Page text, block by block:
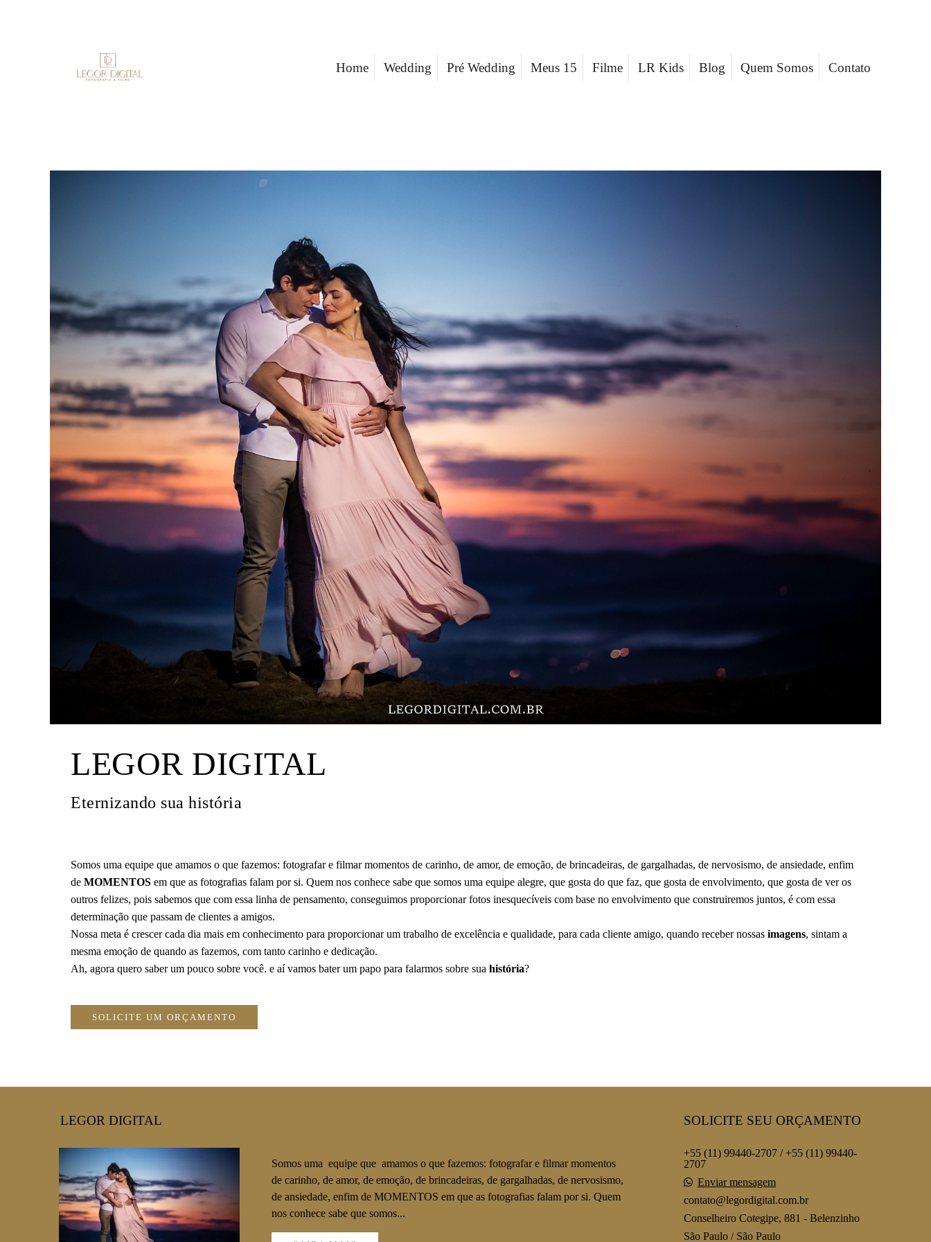
Home Wedding Pré Wedding Meus 15 Filme LR Kids Blog Quem Somos Contato
LEGOR DIGITAL
Eternizando sua história
Somos uma equipe que amamos o que fazemos: fotografar e filmar momentos de carinho, de amor, de emoção, de brincadeiras, de gargalhadas, de nervosismo, de ansiedade, enfim
de MOMENTOS em que as fotografias falam por si. Quem nos conhece sabe que somos uma equipe alegre, que gosta do que faz, que gosta de envolvimento, que gosta de ver os
outros felizes, pois sabemos que com essa linha de pensamento, conseguimos proporcionar fotos inesquecíveis com base no envolvimento que construiremos juntos, é com essa
determinação que passam de clientes a amigos.
Nossa meta é crescer cada dia mais em conhecimento para proporcionar um trabalho de excelência e qualidade, para cada cliente amigo, quando receber nossas imagens, sintam a
mesma emoção de quando as fazemos, com tanto carinho e dedicação.
Ah, agora quero saber um pouco sobre você. e aí vamos bater um papo para falarmos sobre sua história?
SOLICITE UM ORÇAMENTO
LEGOR DIGITAL
Somos uma equipe que amamos o que fazemos: fotografar e filmar momentos
de carinho, de amor, de emoção, de brincadeiras, de gargalhadas, de nervosismo,
de ansiedade, enfim de MOMENTOS em que as fotografias falam por si. Quem
nos conhece sabe que somos...
SOLICITE SEU ORÇAMENTO
+55 (11) 99440-2707 / +55 (11) 99440-
2707
Enviar mensagem
contato@legordigital.com.br
Conselheiro Cotegipe, 881 - Belenzinho
São Paulo / São Paulo